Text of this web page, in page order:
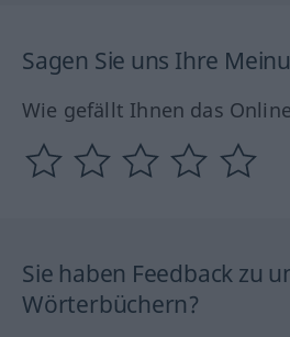
Sagen Sie uns Ihre
Wie gefällt Ihnen das
Sie haben Feedback zu
Wörterbüchern?